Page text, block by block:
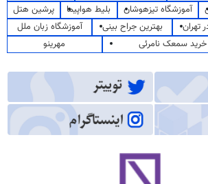
آموزشگاه تیزهوشان بلیط هواپیما
پرشین هتل
تهران
بهترین جراح بینی
آموزشگاه زبان ملل
سمعک نامرئی
مهرینو